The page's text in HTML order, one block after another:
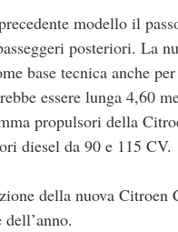
modello il
posteriori. La
base tecnica anche
essere lunga 4,60
propulsori della
diesel da 90 e 115 CV.
della nuova Citroen